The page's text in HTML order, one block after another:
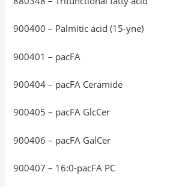
900400 – Palmitic acid (15-yne)
900401 – pacFA
900404 – pacFA Ceramide
900405 – pacFA GlcCer
900406 – pacFA GalCer
900407 – 16:0-pacFA PC